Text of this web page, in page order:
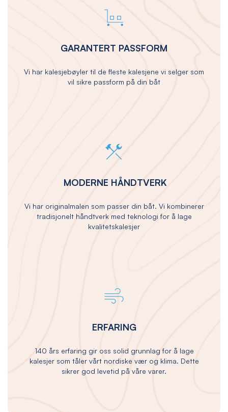
GARANTERT PASSFORM
Vi har kalesjebøyler til de fleste kalesjene vi selger som
vil sikre passform på din båt
MODERNE HÅNDTVERK
Vi har originalmalen som passer din båt. Vi kombinerer
tradisjonelt håndtverk med teknologi for å lage
kvalitetskalesjer
ERFARING
140 års erfaring gir oss solid grunnlag for å lage
kalesjer som tåler vårt nordiske vær og klima. Dette
sikrer god levetid på våre varer.